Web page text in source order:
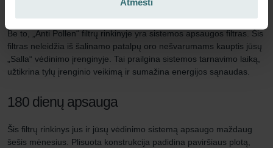
gyvenamąsias patalpas. Tai užtikrina geresnę patalpų oro kokybę,
leidžiančią jums geriau susikaupti, dirbti ir miegoti.
Be to, „Anti Pollen“ filtrų rinkinyje yra sistemos apsaugos filtras. Šis
filtras neleidžia iš šalinamo patalpų oro nešvarumams kauptis jūsų
„Salla“ vėdinimo įrenginyje. Tai prailgina sistemos tarnavimo laiką,
užtikrina tylų įrenginio veikimą ir sumažina energijos sąnaudas.
180 dienų apsauga
Šis filtrų rinkinys jus ir jūsų vėdinimo sistemą apsaugo maždaug
šešis mėnesius. Plisuota konstrukcija padidina paviršiaus plotą,